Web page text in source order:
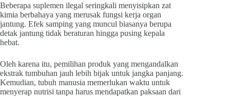
Beberapa suplemen ilegal seringkali menyisipkan zat
kimia berbahaya yang merusak fungsi kerja organ
jantung. Efek samping yang muncul biasanya berupa
detak jantung tidak beraturan hingga pusing kepala
hebat.
Oleh karena itu, pemilihan produk yang mengandalkan
ekstrak tumbuhan jauh lebih bijak untuk jangka panjang.
Kemudian, tubuh manusia memerlukan waktu untuk
menyerap nutrisi tanpa harus mendapatkan paksaan dari